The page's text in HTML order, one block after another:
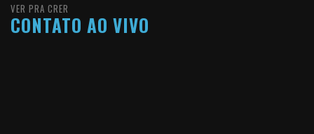
VER PRA CRER
CONTATO AO VIVO